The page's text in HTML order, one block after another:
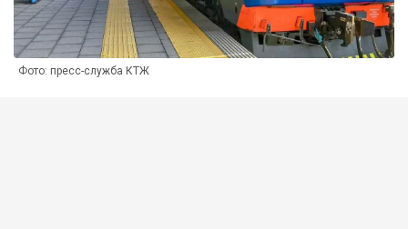
Фото: пресс-служба КТЖ